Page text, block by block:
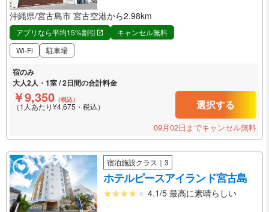
沖縄県/宮古島市 宮古空港から2.98km
アプリなら平均15%割引
キャンセル無料
Wi-Fi
駐車場
宿のみ
大人2人・1室 / 2日間の合計料金
￥9,350 （税込）
（1人あたり¥4,675・税込） 選択する
09月02日までキャンセル無料
宿泊施設クラス｜3
ホテルピースアイランド宮古島
4.1/5 最高に素晴らしい